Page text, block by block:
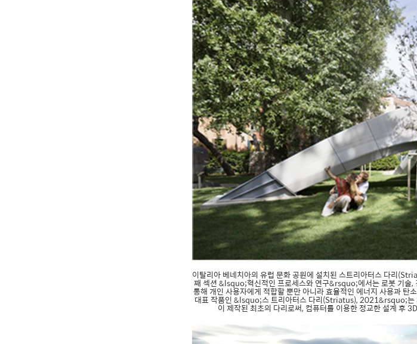
이탈리아 베네치아의 유럽 문화 공원에 설치된 스트리아터스 다리
째 섹션 &lsquo;혁신적인 프로세스와 연구&rsquo;에서는 로봇 기술,
통해 개인 사용자에게 적합할 뿐만 아니라 효율적인 에너지 사용과 탄
대표 작품인 &lsquo;스 트리아터스 다리(Striatus), 2021&rsquo;는
이 제작된 최초의 다리로써, 컴퓨터를 이용한 정교한 설계 후